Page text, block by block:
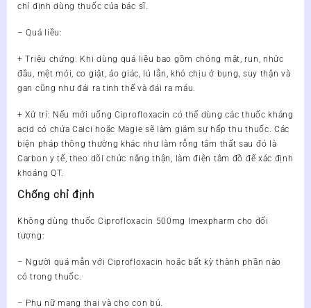
chỉ định dùng thuốc của bác sĩ.
– Quá liều:
+ Triệu chứng: Khi dùng quá liều bao gồm chóng mặt, run, nhức
đầu, mệt mỏi, co giật, ảo giác, lú lẫn, khó chịu ở bụng, suy thận và
gan cũng như đái ra tinh thể và đái ra máu.
+ Xử trí: Nếu mới uống Ciprofloxacin có thể dùng các thuốc kháng
acid có chứa Calci hoặc Magie sẽ làm giảm sự hấp thu thuốc. Các
biện pháp thông thường khác như làm rỗng tâm thất sau đó là
Carbon y tế, theo dõi chức năng thận, làm điện tâm đồ để xác định
khoảng QT.
Chống chỉ định
Không dùng thuốc Ciprofloxacin 500mg Imexpharm cho đối
tượng:
– Người quá mẫn với Ciprofloxacin hoặc bất kỳ thành phần nào
có trong thuốc.
– Phụ nữ mang thai và cho con bú.